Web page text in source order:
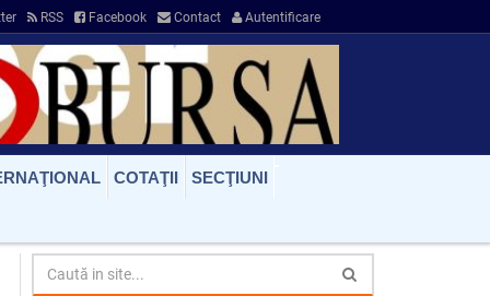
RSS Facebook Contact Autentificare
COTAŢII SECŢIUNI